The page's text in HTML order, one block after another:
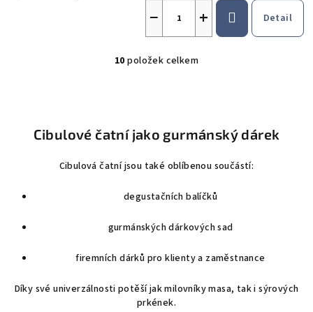
+
− Detail
O
d
c
p
v
y
ý
p
10 položek celkem
Cibulové čatní jako gurmánský dárek
Cibulová čatní jsou také oblíbenou součástí:
degustačních balíčků
gurmánských dárkových sad
firemních dárků pro klienty a zaměstnance
Díky své univerzálnosti potěší jak milovníky masa, tak i sýrových
prkének.